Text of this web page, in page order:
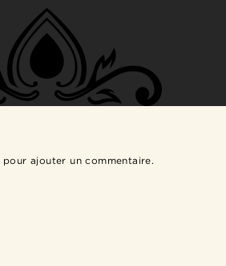
pour ajouter un commentaire.